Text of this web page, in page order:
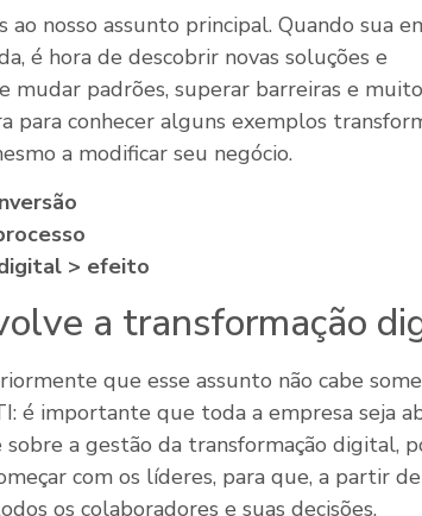
ao nosso assunto principal. Quando sua
é hora de descobrir novas soluções e
mudar padrões, superar barreiras e
para conhecer alguns exemplos
a modificar seu negócio.
> efeito
a transformação
que esse assunto não cabe
é importante que toda a empresa seja
sobre a gestão da transformação digital,
com os líderes, para que, a partir de
os colaboradores e suas decisões.